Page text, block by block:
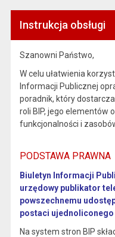
Instrukcja obsługi
Szanowni Państwo,
W celu ułatwienia
Informacji Publicznej
poradnik, który
roli BIP, jego elementów
funkcjonalności i
PODSTAWA PRAWNA
Biuletyn Informacji
urzędowy publikator
powszechnemu
postaci
Na system stron BIP